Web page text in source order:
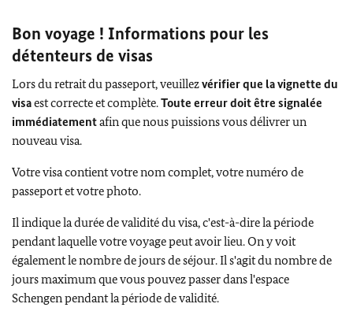
Bon voyage ! Informations pour les
détenteurs de visas
Lors du retrait du passeport, veuillezvérifier que la vignette du
visaest correcte et complète.Toute erreur doit être signalée
immédiatementafin que nous puissions vous délivrer un
nouveau visa.
Votre visa contient votre nom complet, votre numéro de
passeport et votre photo.
Il indique la durée de validité du visa, c'est-à-dire la période
pendant laquelle votre voyage peut avoir lieu. On y voit
également le nombre de jours de séjour. Il s'agit du nombre de
jours maximum que vous pouvez passer dans l'espace
Schengen pendant la période de validité.